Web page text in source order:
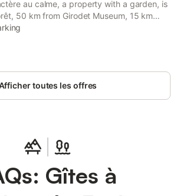
au calme, a property with a garden, is
50 km from Girodet Museum, 15 km
as well as 50 km from Lake of
toutes les offres
Gîtes à